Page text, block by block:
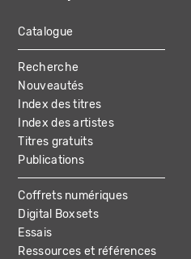
MAIN
NAVIGATION
Catalogue
Recherche
Nouveautés
Index des titres
Index des artistes
Titres gratuits
Publications
Coffrets numériques
Digital Boxsets
Essais
Ressources et références